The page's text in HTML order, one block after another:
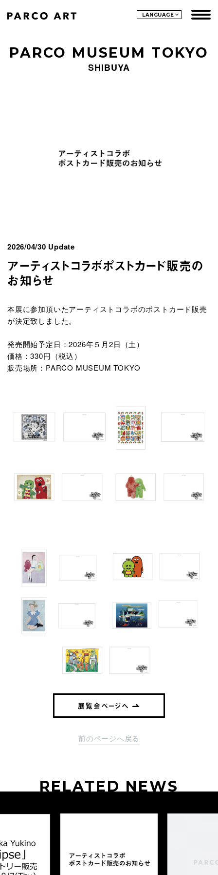
LANGUAGE
PARCO MUSEUM TOKYO
SHIBUYA
2026/04/30 Update
アーティストコラボポストカード販売の
お知らせ
本展に参加頂いたアーティストコラボのポストカード販売
が決定致しました。
発売開始予定日：2026年５月2日（土）
価格：330円（税込）
販売場所：PARCO MUSEUM TOKYO
展覧会ページへ
前のページへ戻る
RELATED NEWS